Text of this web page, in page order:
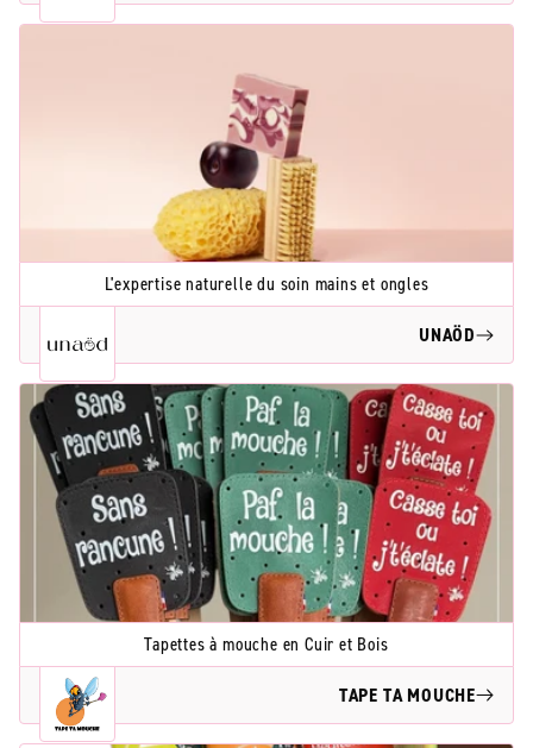
L'expertise naturelle du soin mains et ongles
UNAÖD
Tapettes à mouche en Cuir et Bois
TAPE TA MOUCHE